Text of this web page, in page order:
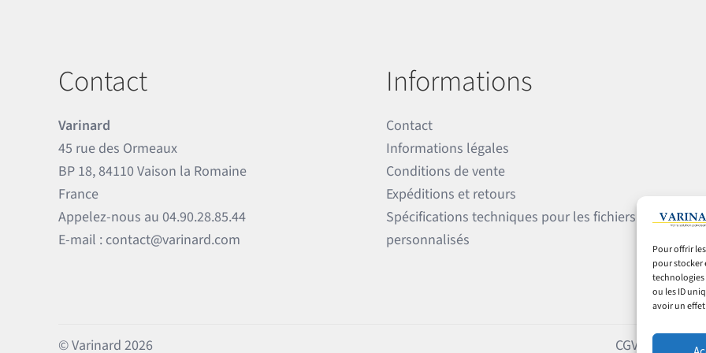
Pour offrir
pour stocker
ou les ID
avoir un
Contact
Varinard
45 rue des Ormeaux
BP 18, 84110 Vaison la Romaine
France
Appelez-nous au 04.90.28.85.44
E-mail : contact@varinard.com
Informations
Contact
Informations légales
Conditions de vente
Expéditions et retours
Spécifications techniques pour les fichiers
personnalisés
© Varinard 2026 CGV